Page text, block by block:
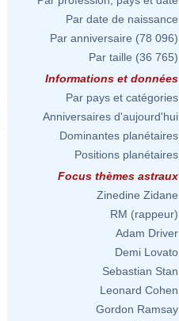
Par date de naissance
Par anniversaire (78 096)
Par taille (36 765)
Informations et données
Par pays et catégories
Anniversaires d'aujourd'hui
Dominantes planétaires
Positions planétaires
Focus thèmes astraux
Zinedine Zidane
RM (rappeur)
Adam Driver
Demi Lovato
Sebastian Stan
Leonard Cohen
Gordon Ramsay